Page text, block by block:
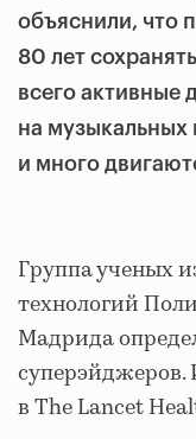
объяснили, что
80 лет
всего активные
на музыкальных
и много
Группа ученых
технологий
Мадрида
суперэйджеров.
в The Lancet